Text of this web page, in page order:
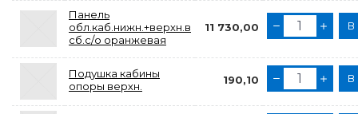
Панель
обл.каб.нижн.+верхн.в
сб.с/о оранжевая
11 730,00 В
Подушка кабины
опоры верхн.
190,10 В